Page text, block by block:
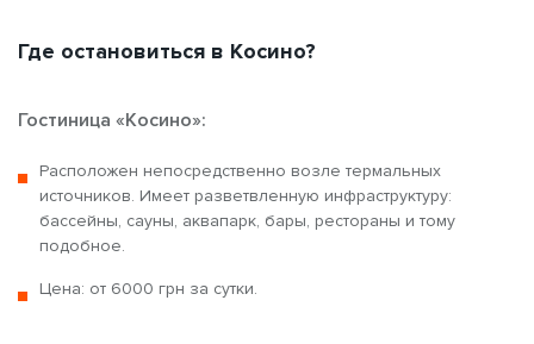
Где остановиться в Косино?
Гостиница «Косино»:
Расположен непосредственно возле термальных
источников. Имеет разветвленную инфраструктуру:
бассейны, сауны, аквапарк, бары, рестораны и тому
подобное.
Цена: от 6000 грн за сутки.